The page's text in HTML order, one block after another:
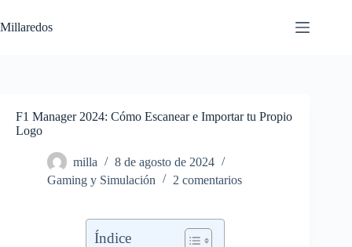
al
contenido
Millaredos
F1 Manager 2024: Cómo Escanear e Importar tu Propio
Logo
milla
8 de agosto de 2024
Gaming y Simulación
2 comentarios
Índice